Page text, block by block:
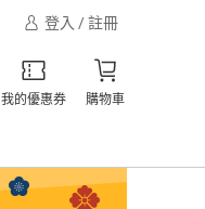
登入 / 註冊
我的優惠券 購物車